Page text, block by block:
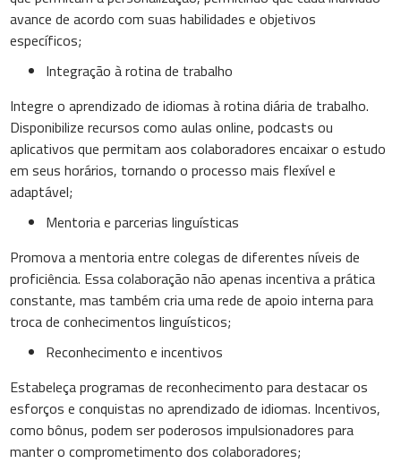
avance de acordo com suas habilidades e objetivos
específicos;
Integração à rotina de trabalho
Integre o aprendizado de idiomas à rotina diária de trabalho.
Disponibilize recursos como aulas online, podcasts ou
aplicativos que permitam aos colaboradores encaixar o estudo
em seus horários, tornando o processo mais flexível e
adaptável;
Mentoria e parcerias linguísticas
Promova a mentoria entre colegas de diferentes níveis de
proficiência. Essa colaboração não apenas incentiva a prática
constante, mas também cria uma rede de apoio interna para
troca de conhecimentos linguísticos;
Reconhecimento e incentivos
Estabeleça programas de reconhecimento para destacar os
esforços e conquistas no aprendizado de idiomas. Incentivos,
como bônus, podem ser poderosos impulsionadores para
manter o comprometimento dos colaboradores;